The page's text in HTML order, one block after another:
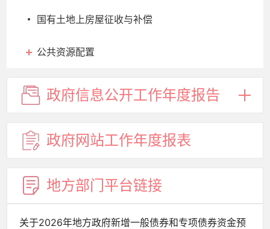
国有土地上房屋征收与补偿
公共资源配置
政府信息公开工作年度报告
政府网站工作年度报表
地方部门平台链接
关于2026年地方政府新增一般债券和专项债券资金预